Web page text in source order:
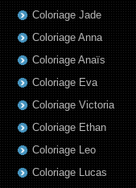
Coloriage Jade
Coloriage Anna
Coloriage Anaïs
Coloriage Eva
Coloriage Victoria
Coloriage Ethan
Coloriage Leo
Coloriage Lucas